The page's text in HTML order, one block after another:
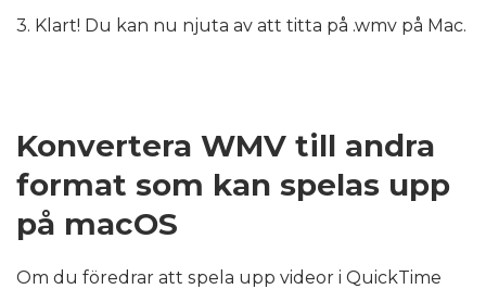
3. Klart! Du kan nu njuta av att titta på .wmv på Mac.
Konvertera WMV till andra
format som kan spelas upp
på macOS
Om du föredrar att spela upp videor i QuickTime